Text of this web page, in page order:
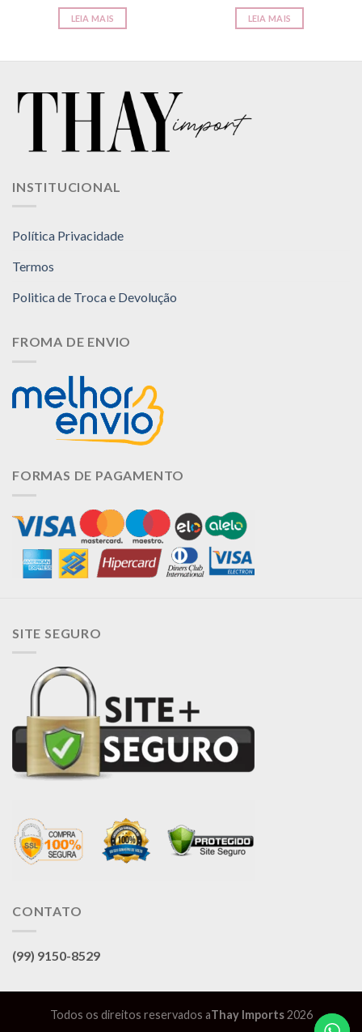
LEIA MAIS LEIA MAIS
INSTITUCIONAL
Política Privacidade
Termos
Politica de Troca e Devolução
FROMA DE ENVIO
FORMAS DE PAGAMENTO
SITE SEGURO
CONTATO
(99) 9150-8529
Todos os direitos reservados aThay Imports2026